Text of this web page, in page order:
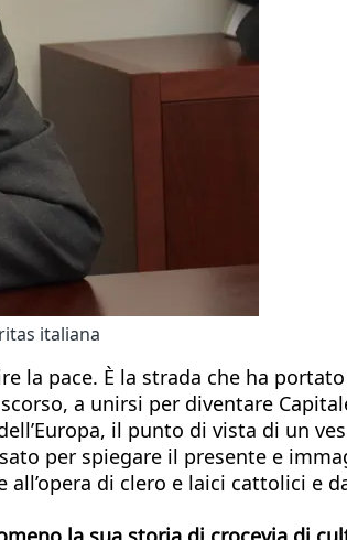
italiana
pace. È la strada che ha
a unirsi per diventare
il punto di vista di un
per spiegare il presente e
di clero e laici cattolici e